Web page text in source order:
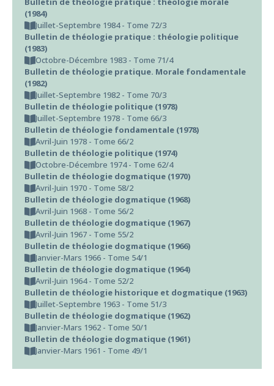
(1984)
Juillet-Septembre 1984 - Tome 72/3
Bulletin de théologie pratique : théologie politique
(1983)
Octobre-Décembre 1983 - Tome 71/4
Bulletin de théologie pratique. Morale fondamentale
(1982)
Juillet-Septembre 1982 - Tome 70/3
Bulletin de théologie politique (1978)
Juillet-Septembre 1978 - Tome 66/3
Bulletin de théologie fondamentale (1978)
Avril-Juin 1978 - Tome 66/2
Bulletin de théologie politique (1974)
Octobre-Décembre 1974 - Tome 62/4
Bulletin de théologie dogmatique (1970)
Avril-Juin 1970 - Tome 58/2
Bulletin de théologie dogmatique (1968)
Avril-Juin 1968 - Tome 56/2
Bulletin de théologie dogmatique (1967)
Avril-Juin 1967 - Tome 55/2
Bulletin de théologie dogmatique (1966)
Janvier-Mars 1966 - Tome 54/1
Bulletin de théologie dogmatique (1964)
Avril-Juin 1964 - Tome 52/2
Bulletin de théologie historique et dogmatique (1963)
Juillet-Septembre 1963 - Tome 51/3
Bulletin de théologie dogmatique (1962)
Janvier-Mars 1962 - Tome 50/1
Bulletin de théologie dogmatique (1961)
Janvier-Mars 1961 - Tome 49/1